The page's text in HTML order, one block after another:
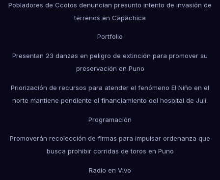
Pobladores de Ccotos denuncian presunto intento de invasión de
terrenos en Capachica
Portfolio
Presentan 23 danzas en peligro de extinción para promover su
preservación en Puno
Priorización de recursos para atender el fenómeno El Niño en el
norte mantiene pendiente el financiamiento del hospital de Juli.
Programación
Promoverán recolección de firmas para impulsar ordenanza que
busca prohibir corridas de toros en Puno
Radio en Vivo